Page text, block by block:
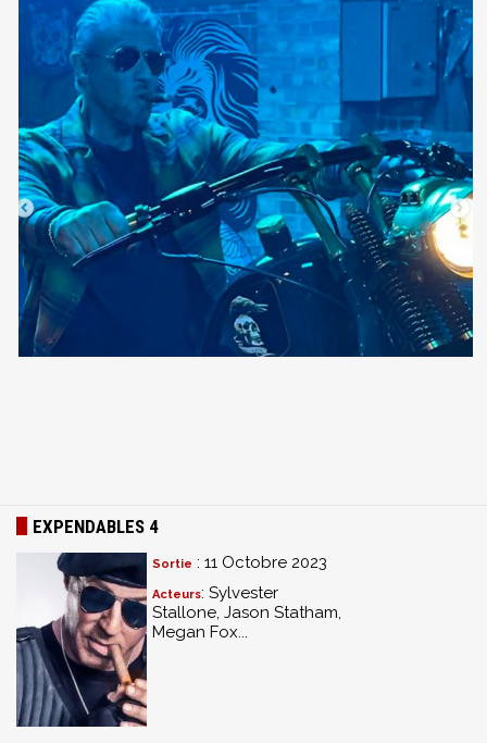
EXPENDABLES 4
Sortie : 11 Octobre 2023
Acteurs: Sylvester
Stallone, Jason Statham,
Megan Fox...